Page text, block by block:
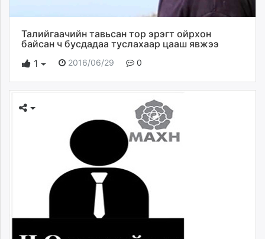
Талийгаачийн тавьсан тор эрэгт ойрхон
байсан ч бусдадаа туслахаар цааш явжээ
1
2016/06/29 0